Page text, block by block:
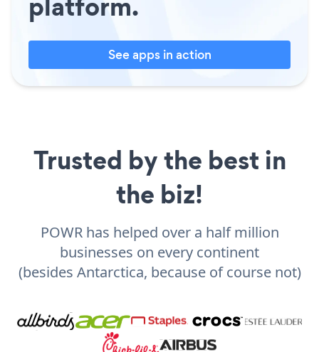
See apps in action
Trusted by the best in
the biz!
POWR has helped over a half million
businesses on every continent
(besides Antarctica, because of course not)